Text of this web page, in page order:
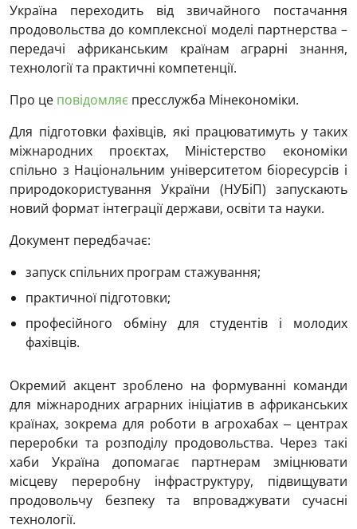
Україна переходить від звичайного постачання
продовольства до комплексної моделі партнерства –
передачі африканським країнам аграрні знання,
технології та практичні компетенції.
Про це повідомляє пресслужба Мінекономіки.
Для підготовки фахівців, які працюватимуть у таких
міжнародних проєктах, Міністерство економіки
спільно з Національним університетом біоресурсів і
природокористування України (НУБіП) запускають
новий формат інтеграції держави, освіти та науки.
Документ передбачає:
запуск спільних програм стажування;
практичної підготовки;
професійного обміну для студентів і молодих
фахівців.
Окремий акцент зроблено на формуванні команди
для міжнародних аграрних ініціатив в африканських
країнах, зокрема для роботи в агрохабах ‒ центрах
переробки та розподілу продовольства. Через такі
хаби Україна допомагає партнерам зміцнювати
місцеву переробну інфраструктуру, підвищувати
продовольчу безпеку та впроваджувати сучасні
технології.